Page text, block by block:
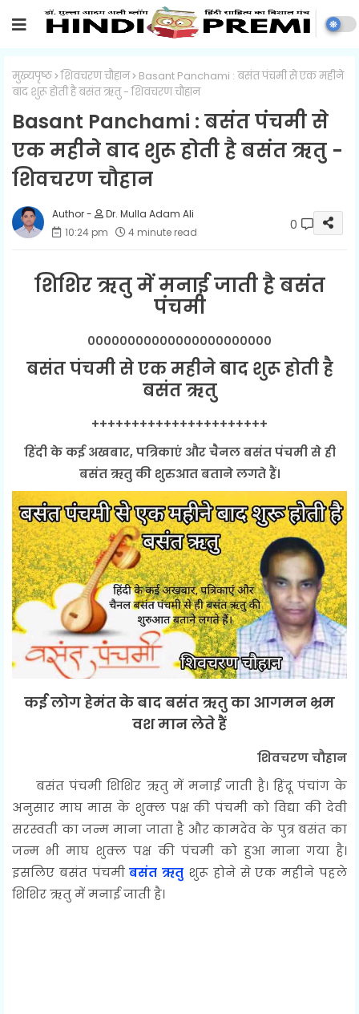
मुख्यपृष्ठ शिवचरण चौहान
Basant Panchami : बसंत पंचमी से एक महीने
बाद शुरू होती है बसंत ऋतु - शिवचरण चौहान
Basant Panchami : बसंत पंचमी से
एक महीने बाद शुरू होती है बसंत ऋतु -
शिवचरण चौहान
Dr. Mulla Adam Ali
10:24 pm
4 minute read 0
शिशिर ऋतु में मनाई जाती है बसंत
पंचमी
०००००००००००००००००००००००
बसंत पंचमी से एक महीने बाद शुरू होती है
बसंत ऋतु
++++++++++++++++++++++
हिंदी के कई अखबार, पत्रिकाएं और चैनल बसंत पंचमी से ही
बसंत ऋतु की शुरुआत बताने लगते हैं।
कई लोग हेमंत के बाद बसंत ऋतु का आगमन भ्रम
वश मान लेते हैं
शिवचरण चौहान
बसंत पंचमी शिशिर ऋतु में मनाई जाती है। हिंदू पंचांग के
अनुसार माघ मास के शुक्ल पक्ष की पंचमी को विद्या की देवी
सरस्वती का जन्म माना जाता है और कामदेव के पुत्र बसंत का
जन्म भी माघ शुक्ल पक्ष की पंचमी को हुआ माना गया है।
इसलिए बसंत पंचमीबसंत ऋतु शुरू होने से एक महीने पहले
शिशिर ऋतु में मनाई जाती है।